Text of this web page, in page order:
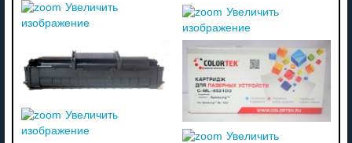
Увеличить
изображение
Увеличить
изображение
Увеличить
изображение
Увеличить